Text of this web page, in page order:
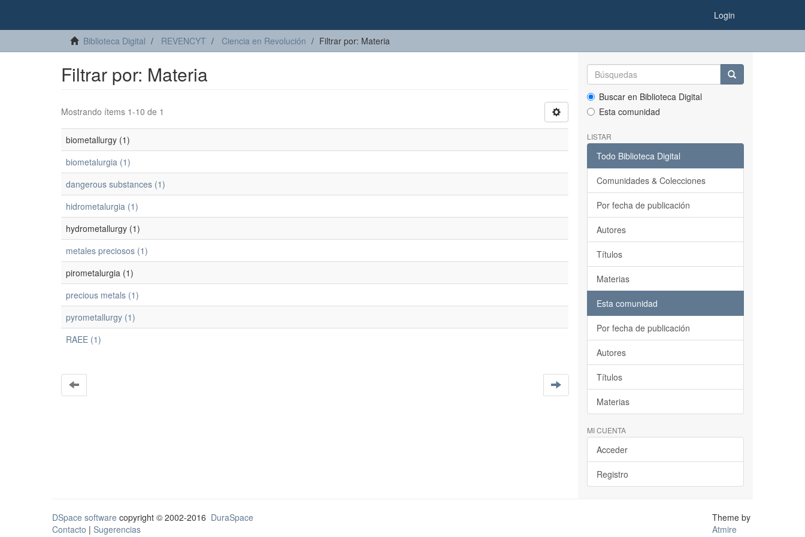
Login
Biblioteca Digital REVENCYT Ciencia en Revolución Filtrar por: Materia
Filtrar por: Materia
Mostrando ítems 1-10 de 1
biometallurgy (1)
biometalurgia (1)
dangerous substances (1)
hidrometalurgia (1)
hydrometallurgy (1)
metales preciosos (1)
pirometalurgia (1)
precious metals (1)
pyrometallurgy (1)
RAEE (1)
Buscar en Biblioteca Digital
Esta comunidad
LISTAR
Todo Biblioteca Digital
Comunidades & Colecciones
Por fecha de publicación
Autores
Títulos
Materias
Esta comunidad
Por fecha de publicación
Autores
Títulos
Materias
MI CUENTA
Acceder
Registro
DSpace software copyright © 2002-2016 DuraSpace
Contacto | Sugerencias
Theme by
Atmire